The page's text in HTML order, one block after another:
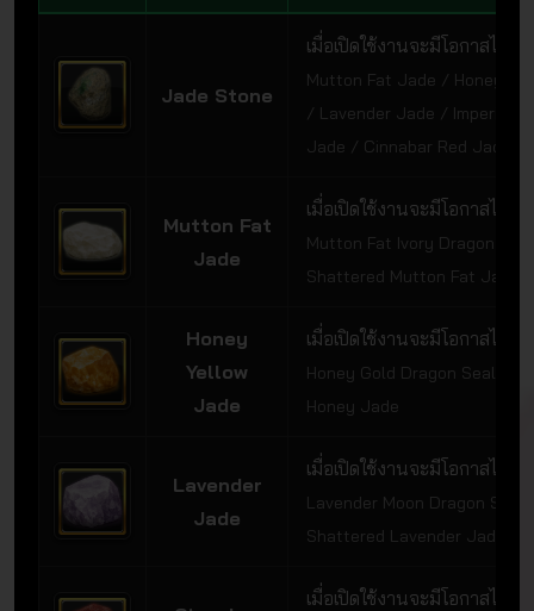
Jade Stone
เมื่อเปิดใช้งานจะมีโอกาสได้รับ
Mutton Fat Jade / Honey
/ Lavender Jade / Imperial
Jade / Cinnabar Red Jade
Mutton Fat
Jade
เมื่อเปิดใช้งานจะมีโอกาสได้รับ
Mutton Fat Ivory Dragon
Shattered Mutton Fat Jade
Honey
Yellow
Jade
เมื่อเปิดใช้งานจะมีโอกาสได้รับ
Honey Gold Dragon Seal /
Honey Jade
Lavender
Jade
เมื่อเปิดใช้งานจะมีโอกาสได้รับ
Lavender Moon Dragon Seal
Shattered Lavender Jade
เมื่อเปิดใช้งานจะมีโอกาสได้รับ